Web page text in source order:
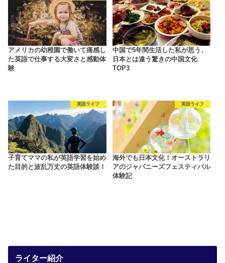
アメリカの幼稚園で働いて痛感し
た英語で仕事する大変さと感動体
験
中国で5年間生活した私が思う、
日本とは違う驚きの中国文化
TOP3
英語ライフ
子育てママの私が英語学習を始め
た目的と波乱万丈の英語体験談！
英語ライフ
海外でも日本文化！オーストラリ
アのジャパニーズフェスティバル
体験記
ライター紹介